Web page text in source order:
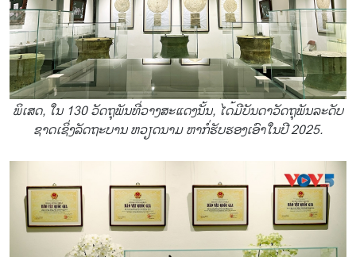
ພິເສດ, ໃນ 130 ວັດຖຸພັນທີ່ວາງສະແດງນັ້ນ, ໄດ້ມີບັນດາວັດຖຸພັນລະດັບ
ຊາດເຊິ່ງລັດຖະບານ ຫວຽດນາມ ຫາກໍ່ຮັບຮອງເອົາໃນປີ 2025.